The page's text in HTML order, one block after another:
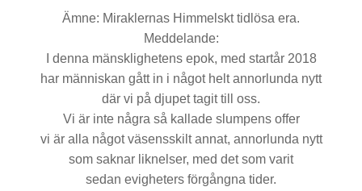
Ämne: Miraklernas Himmelskt tidlösa era.
Meddelande:
I denna mänsklighetens epok, med startår 2018
har människan gått in i något helt annorlunda nytt
där vi på djupet tagit till oss.
Vi är inte några så kallade slumpens offer
vi är alla något väsensskilt annat, annorlunda nytt
som saknar liknelser, med det som varit
sedan evigheters förgångna tider.